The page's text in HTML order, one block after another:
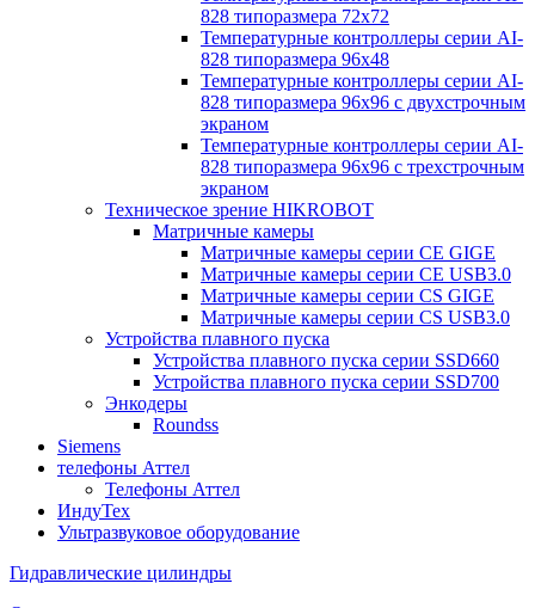
828 типоразмера 72х72
Температурные контроллеры серии AI-
828 типоразмера 96х48
Температурные контроллеры серии AI-
828 типоразмера 96х96 с двухстрочным
экраном
Температурные контроллеры серии AI-
828 типоразмера 96х96 с трехстрочным
экраном
Техническое зрение HIKROBOT
Матричные камеры
Матричные камеры серии CE GIGE
Матричные камеры серии CE USB3.0
Матричные камеры серии CS GIGE
Матричные камеры серии CS USB3.0
Устройства плавного пуска
Устройства плавного пуска серии SSD660
Устройства плавного пуска серии SSD700
Энкодеры
Roundss
Siemens
телефоны Аттел
Телефоны Аттел
ИндуТех
Ультразвуковое оборудование
Гидравлические цилиндры